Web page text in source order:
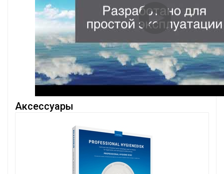
Аксессуары